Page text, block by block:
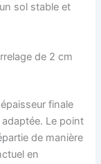
sol stable et
de 2 cm
finale
Le point
de manière
en